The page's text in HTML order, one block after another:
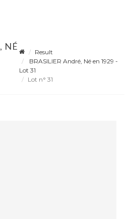
NÉ
Result
BRASILIER André, Né en 1929 -
Lot 31
Lot n° 31